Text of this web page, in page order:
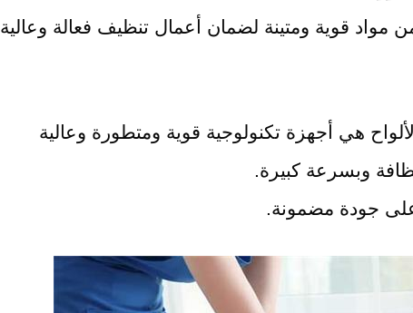
مواد قوية ومتينة لضمان أعمال تنظيف فعالة وعالية
هي أجهزة تكنولوجية قوية ومتطورة وعالية
وبسرعة كبيرة.
جودة مضمونة.